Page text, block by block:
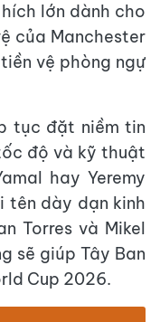
lớn dành cho
của Manchester
vệ phòng ngự
tục đặt niềm tin
độ và kỹ thuật
hay Yeremy
tên dày dạn kinh
Torres và Mikel
sẽ giúp Tây Ban
Cup 2026.